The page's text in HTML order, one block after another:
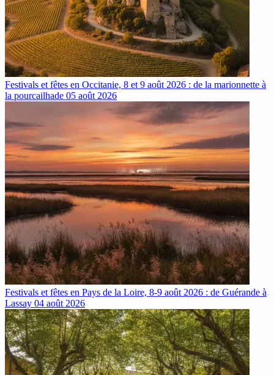
Festivals et fêtes en Occitanie, 8 et 9 août 2026 : de la marionnette à
la pourcailhade 05 août 2026
Festivals et fêtes en Pays de la Loire, 8-9 août 2026 : de Guérande à
Lassay 04 août 2026